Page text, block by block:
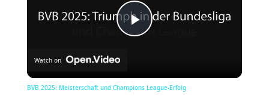
P
Watch on
BVB 2025: Meisterschaft und Champions League-Erfolg